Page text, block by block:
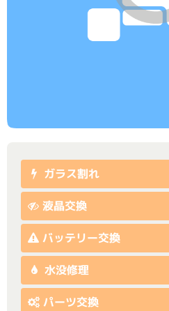
ガラス割れ
液晶交換
バッテリー交換
水没修理
パーツ交換